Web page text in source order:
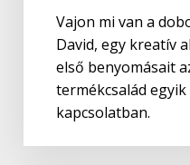
Vajon mi van a
David, egy kreatív
első benyomásait
termékcsalád
kapcsolatban.